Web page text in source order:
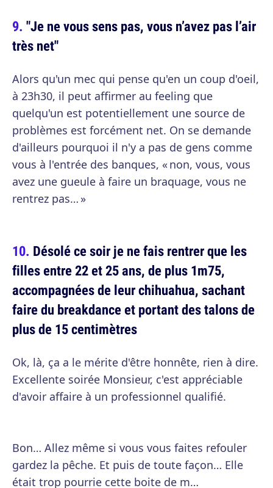
"Je ne vous sens pas, vous n’avez pas l’air
très net"
Alors qu'un mec qui pense qu'en un coup d'oeil,
à 23h30, il peut affirmer au feeling que
quelqu'un est potentiellement une source de
problèmes est forcément net. On se demande
d'ailleurs pourquoi il n'y a pas de gens comme
vous à l'entrée des banques, « non, vous, vous
avez une gueule à faire un braquage, vous ne
rentrez pas… »
Désolé ce soir je ne fais rentrer que les
filles entre 22 et 25 ans, de plus 1m75,
accompagnées de leur chihuahua, sachant
faire du breakdance et portant des talons de
plus de 15 centimètres
Ok, là, ça a le mérite d'être honnête, rien à dire.
Excellente soirée Monsieur, c'est appréciable
d'avoir affaire à un professionnel qualifié.
Bon… Allez même si vous vous faites refouler
gardez la pêche. Et puis de toute façon… Elle
était trop pourrie cette boite de m…